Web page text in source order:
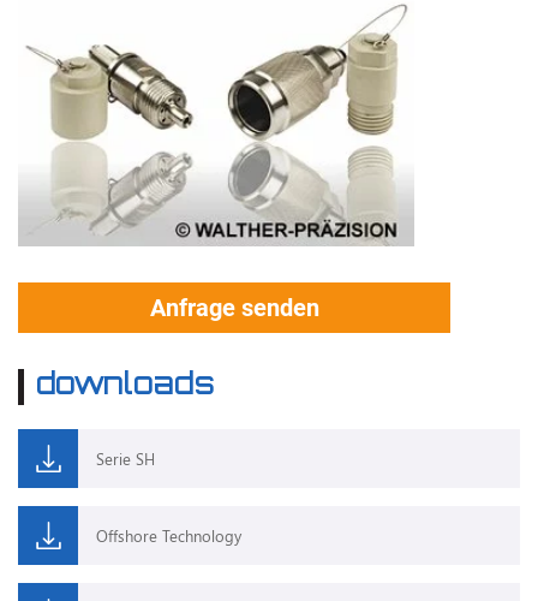
Anfrage senden
downloads
Serie SH
Offshore Technology